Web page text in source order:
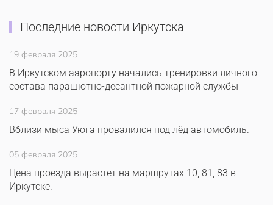
Последние новости Иркутска
19 февраля 2025
В Иркутском аэропорту начались тренировки личного
состава парашютно-десантной пожарной службы
17 февраля 2025
Вблизи мыса Уюга провалился под лёд автомобиль.
05 февраля 2025
Цена проезда вырастет на маршрутах 10, 81, 83 в
Иркутске.